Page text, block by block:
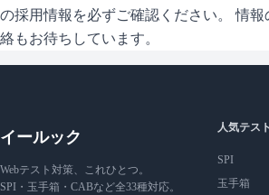
の採用情報を必ずご確認ください。 情
絡もお待ちしています。
イールック
Webテスト対策、これひとつ。
SPI・玉手箱・CABなど全33種対応。
人気テスト
SPI
玉手箱